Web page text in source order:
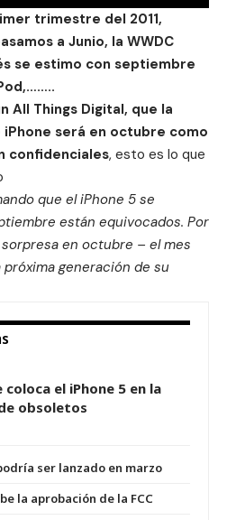
trimestre del 2011,
a Junio, la WWDC
se estimo con septiembre
All Things Digital, que la
será en octubre como
confidenciales, esto es lo que
que el iPhone 5 se
están equivocados. Por
en octubre – el mes
próxima generación de su
coloca el iPhone 5 en la
obsoletos
ser lanzado en marzo
la aprobación de la FCC